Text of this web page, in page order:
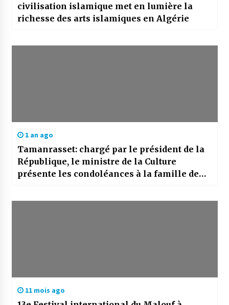
civilisation islamique met en lumière la
richesse des arts islamiques en Algérie
1 an ago
Tamanrasset: chargé par le président de la
République, le ministre de la Culture
présente les condoléances à la famille de
11 mois ago